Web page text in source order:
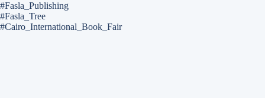
#Fasla_Publishing
#Fasla_Tree
#Cairo_International_Book_Fair